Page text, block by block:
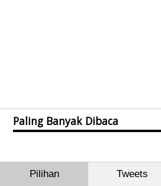
Paling Banyak Dibaca
Pilihan Tweets